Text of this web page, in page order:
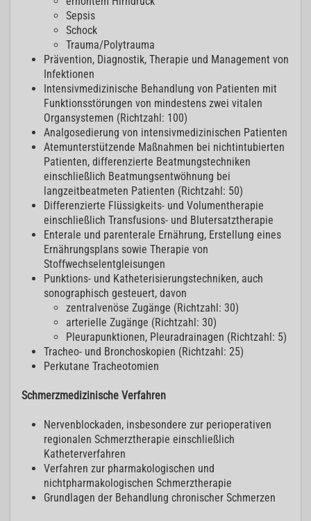
Sepsis
Schock
Trauma/Polytrauma
Prävention, Diagnostik, Therapie und Management von
Infektionen
Intensivmedizinische Behandlung von Patienten mit
Funktionsstörungen von mindestens zwei vitalen
Organsystemen (Richtzahl: 100)
Analgosedierung von intensivmedizinischen Patienten
Atemunterstützende Maßnahmen bei nichtintubierten
Patienten, differenzierte Beatmungstechniken
einschließlich Beatmungsentwöhnung bei
langzeitbeatmeten Patienten (Richtzahl: 50)
Differenzierte Flüssigkeits- und Volumentherapie
einschließlich Transfusions- und Blutersatztherapie
Enterale und parenterale Ernährung, Erstellung eines
Ernährungsplans sowie Therapie von
Stoffwechselentgleisungen
Punktions- und Katheterisierungstechniken, auch
sonographisch gesteuert, davon
zentralvenöse Zugänge (Richtzahl: 30)
arterielle Zugänge (Richtzahl: 30)
Pleurapunktionen, Pleuradrainagen (Richtzahl: 5)
Tracheo- und Bronchoskopien (Richtzahl: 25)
Perkutane Tracheotomien
Schmerzmedizinische Verfahren
Nervenblockaden, insbesondere zur perioperativen
regionalen Schmerztherapie einschließlich
Katheterverfahren
Verfahren zur pharmakologischen und
nichtpharmakologischen Schmerztherapie
Grundlagen der Behandlung chronischer Schmerzen